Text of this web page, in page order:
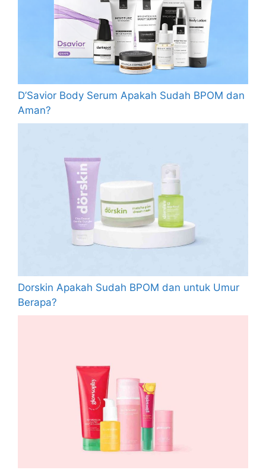
D’Savior Body Serum Apakah Sudah BPOM dan
Aman?
Dorskin Apakah Sudah BPOM dan untuk Umur
Berapa?